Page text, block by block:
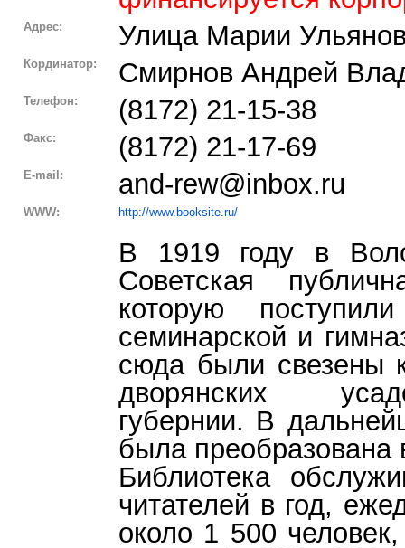
Адрес: Улица Марии
Кординатор: Смирнов Андрей
Телефон: (8172) 21-15-38
Факс: (8172) 21-17-69
E-mail: and-rew@inbox.ru
WWW: http://www.booksite.ru/
В 1919 году в
Советская
которую
семинарской и
сюда были свезены
дворянских
губернии. В
была преобразована
Библиотека
читателей в год,
около 1 500